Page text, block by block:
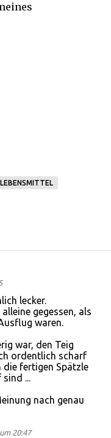
LEBENSMITTEL
lecker.
gegessen, als
waren.
war, den Teig
ordentlich scharf
die fertigen Spätzle
...
nach genau
20:47